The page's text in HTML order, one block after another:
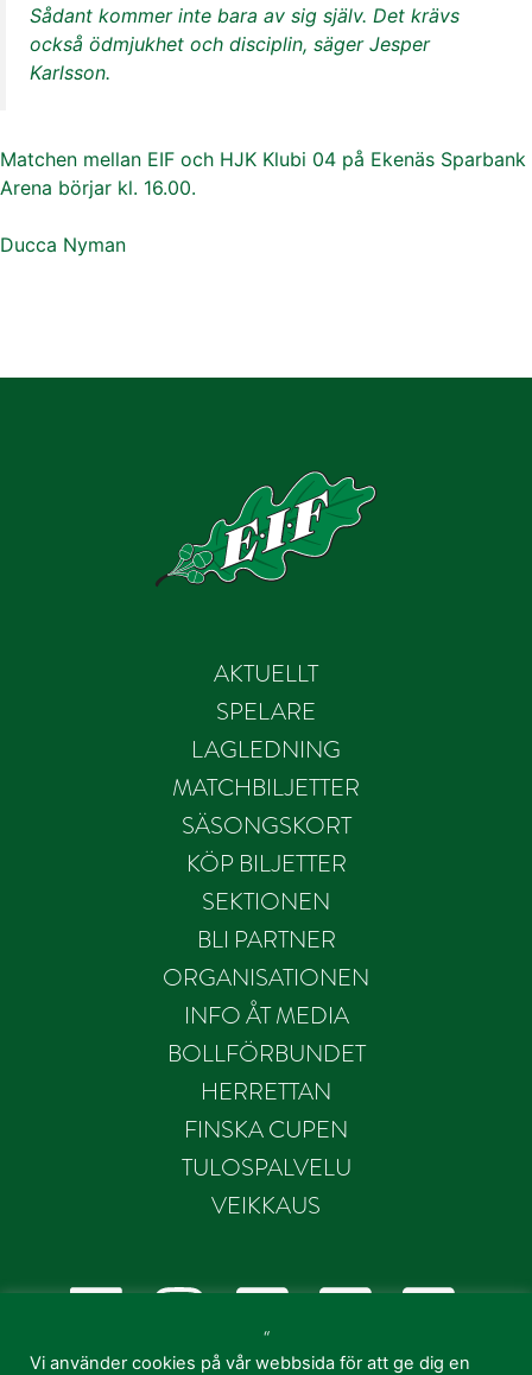
Sådant kommer inte bara av sig själv. Det krävs
också ödmjukhet och disciplin, säger Jesper
Karlsson.
Matchen mellan EIF och HJK Klubi 04 på Ekenäs Sparbank
Arena börjar kl. 16.00.
Ducca Nyman
AKTUELLT
SPELARE
LAGLEDNING
MATCHBILJETTER
SÄSONGSKORT
KÖP BILJETTER
SEKTIONEN
BLI PARTNER
ORGANISATIONEN
INFO ÅT MEDIA
BOLLFÖRBUNDET
HERRETTAN
FINSKA CUPEN
TULOSPALVELU
VEIKKAUS
“
Vi använder cookies på vår webbsida för att ge dig en